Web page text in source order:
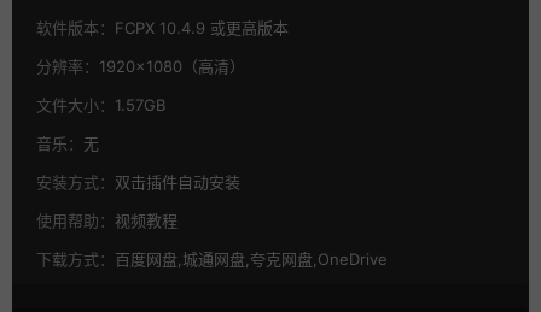
软件版本： FCPX 10.4.9 或更高版本
分辨率： 1920×1080（高清）
文件大小： 1.57GB
音乐： 无
安装方式： 双击插件自动安装
使用帮助： 视频教程
下载方式： 百度网盘,城通网盘,夸克网盘,OneDrive